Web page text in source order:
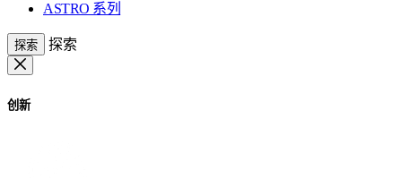
ASTRO 系列
探索 探索
创新